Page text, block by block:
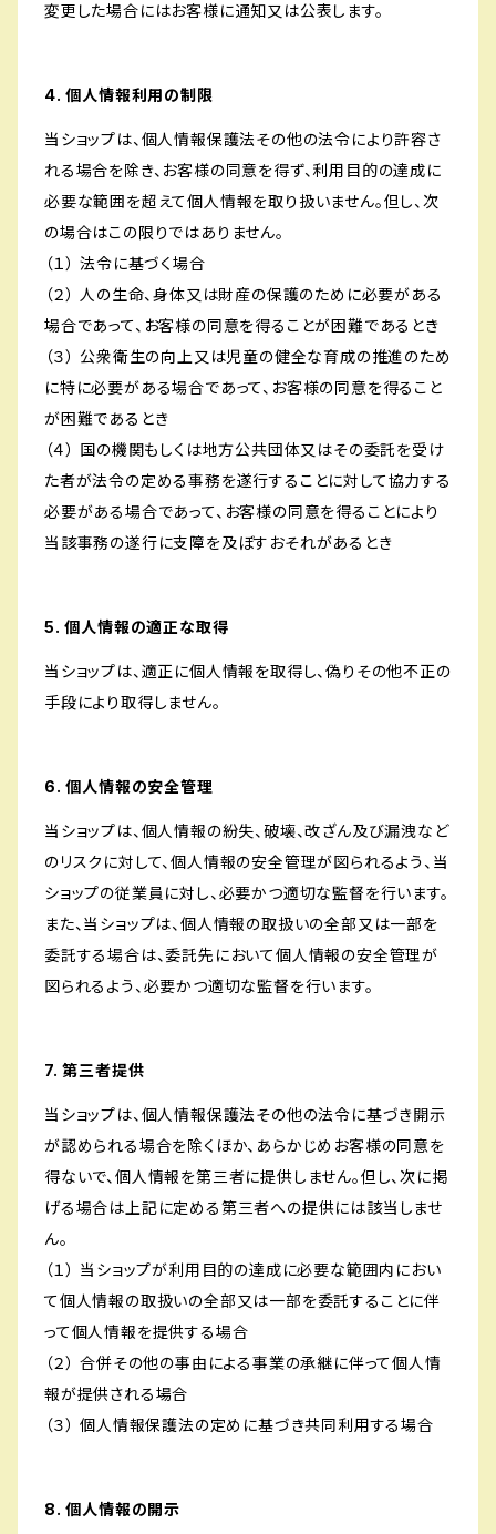
変更した場合にはお客様に通知又は公表します。
4. 個人情報利用の制限
当ショップは、個人情報保護法その他の法令により許容さ
れる場合を除き、お客様の同意を得ず、利用目的の達成に
必要な範囲を超えて個人情報を取り扱いません。但し、次
の場合はこの限りではありません。
（１） 法令に基づく場合
（２） 人の生命、身体又は財産の保護のために必要がある
場合であって、お客様の同意を得ることが困難であるとき
（３） 公衆衛生の向上又は児童の健全な育成の推進のため
に特に必要がある場合であって、お客様の同意を得ること
が困難であるとき
（４） 国の機関もしくは地方公共団体又はその委託を受け
た者が法令の定める事務を遂行することに対して協力する
必要がある場合であって、お客様の同意を得ることにより
当該事務の遂行に支障を及ぼすおそれがあるとき
5. 個人情報の適正な取得
当ショップは、適正に個人情報を取得し、偽りその他不正の
手段により取得しません。
6. 個人情報の安全管理
当ショップは、個人情報の紛失、破壊、改ざん及び漏洩など
のリスクに対して、個人情報の安全管理が図られるよう、当
ショップの従業員に対し、必要かつ適切な監督を行います。
また、当ショップは、個人情報の取扱いの全部又は一部を
委託する場合は、委託先において個人情報の安全管理が
図られるよう、必要かつ適切な監督を行います。
7. 第三者提供
当ショップは、個人情報保護法その他の法令に基づき開示
が認められる場合を除くほか、あらかじめお客様の同意を
得ないで、個人情報を第三者に提供しません。但し、次に掲
げる場合は上記に定める第三者への提供には該当しませ
ん。
（１） 当ショップが利用目的の達成に必要な範囲内におい
て個人情報の取扱いの全部又は一部を委託することに伴
って個人情報を提供する場合
（２） 合併その他の事由による事業の承継に伴って個人情
報が提供される場合
（３） 個人情報保護法の定めに基づき共同利用する場合
8. 個人情報の開示